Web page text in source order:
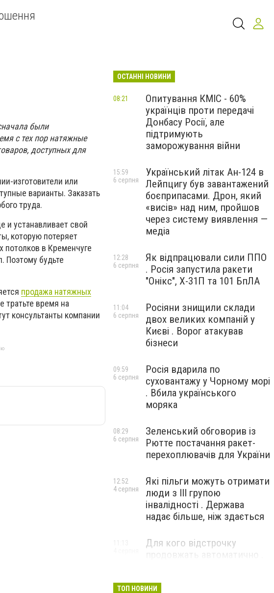
были
с тех пор натяжные
доступных для
изготовители или
варианты. Заказать
труда.
и устанавливает свой
которую потеряет
потолков в Кременчуге
Поэтому будьте
продажа натяжных
тратьте время на
консультанты компании
ОСТАННІ НОВИНИ
Опитування КМІС - 60%
українців проти передачі
Донбасу Росії, але
підтримують
заморожування війни
08:21
Український літак Ан-124 в
Лейпцигу був завантажений
боєприпасами. Дрон, який
«висів» над ним, пройшов
через систему виявлення —
медіа
15:59
6 серпня
Як відпрацювали сили ППО
. Росія запустила ракети
"Онікс", Х-31П та 101 БпЛА
12:28
6 серпня
Росіяни знищили склади
двох великих компаній у
Києві . Ворог атакував
бізнеси
11:04
6 серпня
Росія вдарила по
суховантажу у Чорному морі
. Вбила українського
моряка
09:59
6 серпня
Зеленський обговорив із
Рютте постачання ракет-
перехоплювачів для України
08:29
6 серпня
Які пільги можуть отримати
люди з III групою
інвалідності . Держава
надає більше, ніж здається
12:52
4 серпня
Для кого відстрочку
ТОП НОВИНИ